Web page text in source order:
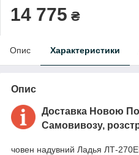
14 775 ₴
Опис Характеристики
Опис
Доставка Новою
Самовивозу,
човен надувний Ладья ЛТ-